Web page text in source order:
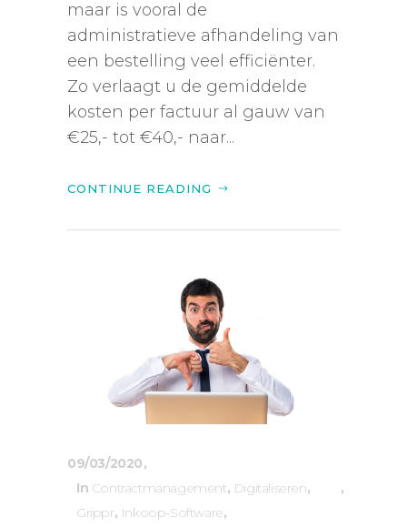
maar is vooral de
administratieve afhandeling van
een bestelling veel efficiënter.
Zo verlaagt u de gemiddelde
kosten per factuur al gauw van
€25,- tot €40,- naar...
CONTINUE READING
09/03/2020
In Contractmanagement, Digitaliseren,
Grippr, Inkoop-Software,